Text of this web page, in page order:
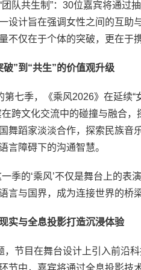
共生制”：30位嘉宾将通过
设计旨在强调女性之间的互助
不仅在于个体的突破，更在于
”到“共生”的价值观升级
七季，《乘风2026》在延续“
跨文化交流中的碰撞与融合
舞蹈家淡淡合作，探索民族
言障碍下的沟通智慧。
的‘乘风’不仅是舞台上的表
言与国界，成为连接世界的桥
实与全息投影打造沉浸体验
节目在舞台设计上引入前沿科
节中，嘉宾将通过全息投影技